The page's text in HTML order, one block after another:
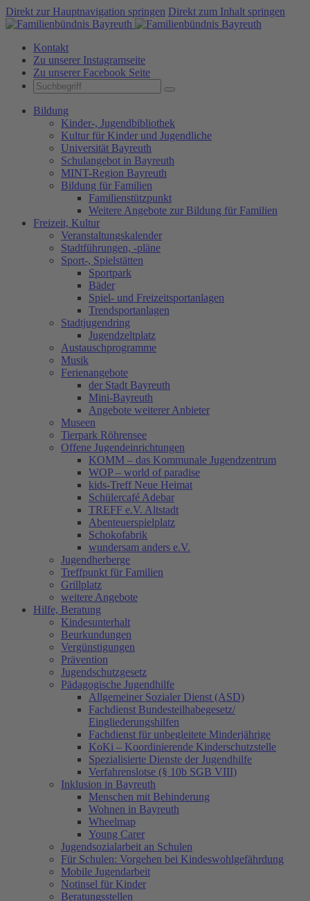
Direkt zur Hauptnavigation springen Direkt zum Inhalt springen
Kontakt
Zu unserer Instagramseite
Zu unserer Facebook Seite
Bildung
Kinder-, Jugendbibliothek
Kultur für Kinder und Jugendliche
Universität Bayreuth
Schulangebot in Bayreuth
MINT-Region Bayreuth
Bildung für Familien
Familienstützpunkt
Weitere Angebote zur Bildung für Familien
Freizeit, Kultur
Veranstaltungskalender
Stadtführungen, -pläne
Sport-, Spielstätten
Sportpark
Bäder
Spiel- und Freizeitsportanlagen
Trendsportanlagen
Stadtjugendring
Jugendzeltplatz
Austauschprogramme
Musik
Ferienangebote
der Stadt Bayreuth
Mini-Bayreuth
Angebote weiterer Anbieter
Museen
Tierpark Röhrensee
Offene Jugendeinrichtungen
KOMM – das Kommunale Jugendzentrum
WOP – world of paradise
kids-Treff Neue Heimat
Schülercafé Adebar
TREFF e.V. Altstadt
Abenteuerspielplatz
Schokofabrik
wundersam anders e.V.
Jugendherberge
Treffpunkt für Familien
Grillplatz
weitere Angebote
Hilfe, Beratung
Kindesunterhalt
Beurkundungen
Vergünstigungen
Prävention
Jugendschutzgesetz
Pädagogische Jugendhilfe
Allgemeiner Sozialer Dienst (ASD)
Fachdienst Bundesteilhabegesetz/
Eingliederungshilfen
Fachdienst für unbegleitete Minderjährige
KoKi – Koordinierende Kinderschutzstelle
Spezialisierte Dienste der Jugendhilfe
Verfahrenslotse (§ 10b SGB VIII)
Inklusion in Bayreuth
Menschen mit Behinderung
Wohnen in Bayreuth
Wheelmap
Young Carer
Jugendsozialarbeit an Schulen
Für Schulen: Vorgehen bei Kindeswohlgefährdung
Mobile Jugendarbeit
Notinsel für Kinder
Beratungsstellen